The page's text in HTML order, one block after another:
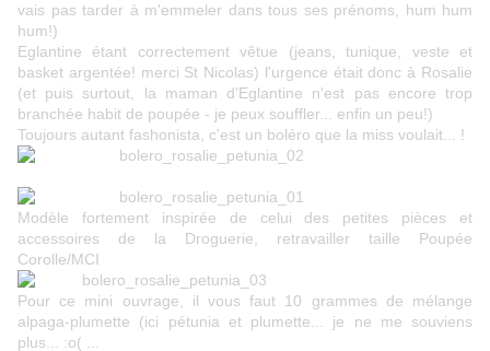
vais pas tarder à m'emmeler dans tous ses prénoms, hum hum
hum!)
Eglantine étant correctement vêtue (jeans, tunique, veste et
basket argentée! merci St Nicolas) l'urgence était donc à Rosalie
(et puis surtout, la maman d'Eglantine n'est pas encore trop
branchée habit de poupée - je peux souffler... enfin un peu!)
Toujours autant fashonista, c'est un boléro que la miss voulait... !
Modèle fortement inspirée de celui des petites pièces et
accessoires de la Droguerie, retravailler taille Poupée
Corolle/MCI
Pour ce mini ouvrage, il vous faut 10 grammes de mélange
alpaga-plumette (ici pétunia et plumette... je ne me souviens
plus... :o( ...